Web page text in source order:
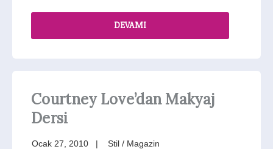
DEVAMI
Courtney Love’dan Makyaj
Dersi
Ocak 27, 2010 Stil / Magazin